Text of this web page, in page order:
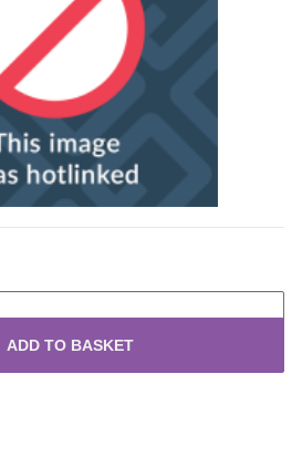
ADD TO BASKET